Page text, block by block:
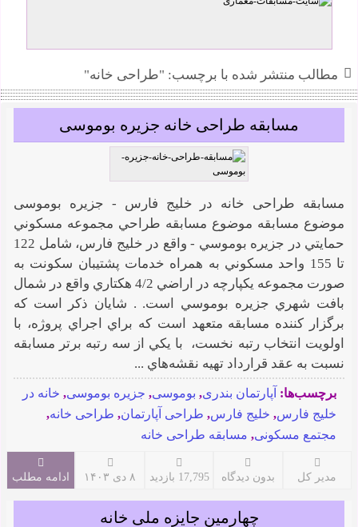
مطالب منتشر شده با برچسب: "طراحی خانه"
مسابقه طراحی خانه جزیره بوموسی
مسابقه طراحی خانه در خلیج فارس - جزیره بوموسی
موضوع مسابقه موضوع مسابقه طراحي مجموعه مسکوني
حمايتي در جزيره بوموسي - واقع در خليج فارس، شامل 122
تا 155 واحد مسکوني به همراه خدمات پشتيبان سکونت به
صورت مجموعه يکپارچه در اراضي 4/2 هکتاري واقع در شمال
بافت شهري جزيره بوموسي است. . شايان ذکر است که
برگزار کننده مسابقه متعهد است که براي اجراي پروژه، با
اولويت انتخاب رتبه نخست، با يکي از سه رتبه برتر مسابقه
نسبت به عقد قرارداد تهيه نقشه‌هاي ...
برچسب‌ها: آپارتمان بندری, بوموسی, جزیره بوموسی, خانه در
خلیج فارس, خلیج فارس, طراحی آپارتمان, طراحی خانه,
مجتمع مسکونی, مسابقه طراحی خانه
مدیر کل بدون دیدگاه 17,795 بازدید ۸ دی ۱۴۰۳ ادامه مطلب
چهارمین جایزه ملی خانه